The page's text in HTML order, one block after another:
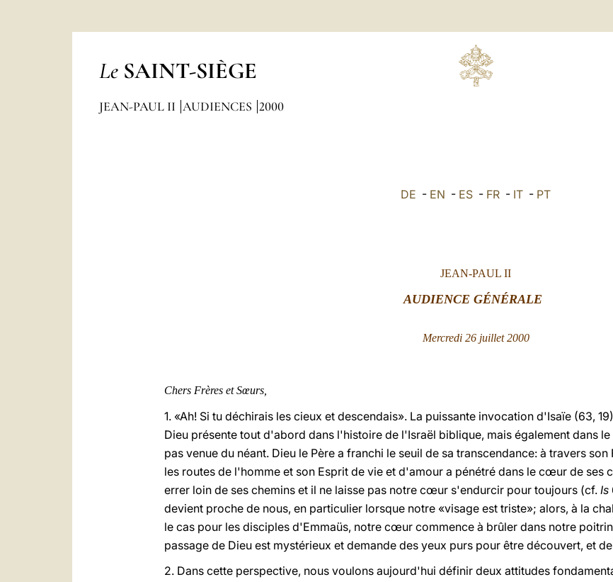
Le SAINT-SIÈGE
JEAN-PAUL II AUDIENCES 2000
DE - EN - ES - FR - IT - PT
JEAN-PAUL II
AUDIENCE GÉNÉRALE
Mercredi 26 juillet 2000
Chers Frères et Sœurs,
1. «Ah! Si tu déchirais les cieux et descendais». La puissante invocation d'Isaïe (63,
Dieu présente tout d'abord dans l'histoire de l'Israël biblique, mais également dans
pas venue du néant. Dieu le Père a franchi le seuil de sa transcendance: à travers
les routes de l'homme et son Esprit de vie et d'amour a pénétré dans le cœur de ses
errer loin de ses chemins et il ne laisse pas notre cœur s'endurcir pour toujours (cf. Is
devient proche de nous, en particulier lorsque notre «visage est triste»; alors, à la
le cas pour les disciples d'Emmaüs, notre cœur commence à brûler dans notre
passage de Dieu est mystérieux et demande des yeux purs pour être découvert, et
2. Dans cette perspective, nous voulons aujourd'hui définir deux attitudes